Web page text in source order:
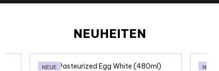
NEUHEITEN
NEUE NEUE